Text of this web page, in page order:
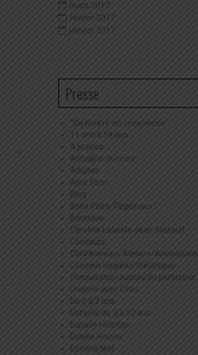
mars 2017
février 2017
janvier 2017
Presse
"Se Nourrir en conscience"
11 ans à 18 ans
A propos
Actualité du mois
Adultes
Alice Ferri
Blog
Bons Plans Régionaux !
Boutique
Caroline Lalande Jean-Marault
Concours
Conférences/Ateliers/Animations
Conseils Hygièno-Diététique
Consultation auprès du particulier
Crusine avec Cilou
De 0 à 3 ans
Enfants de 3 à 10 ans
Espace recettes
Estelle Houver
Etienne Niel